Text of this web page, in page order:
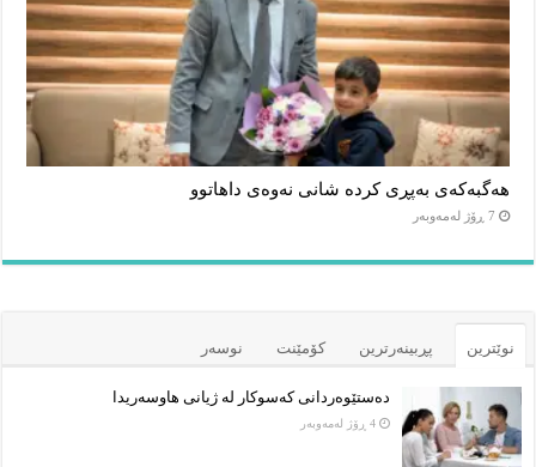
هەگبەکەی بەپڕی کردە شانی نەوەی داهاتوو
7 ڕۆژ لەمەوبەر
نوێترین پڕبینەرترین کۆمێنت نوسەر
دەستێوەردانی کەسوکار لە ژیانی هاوسەریدا
4 ڕۆژ لەمەوبەر